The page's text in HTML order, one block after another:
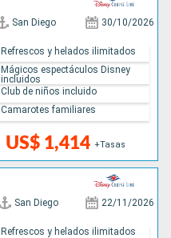
San Diego 30/10/2026
US$ 1,414 +Tasas
Refrescos y helados ilimitados
Mágicos espectáculos Disney
incluidos
Club de niños incluido
Camarotes familiares
San Diego 22/11/2026
Refrescos y helados ilimitados